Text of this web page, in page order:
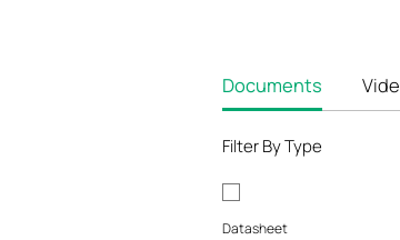
Documents
Filter By Type
Datasheet